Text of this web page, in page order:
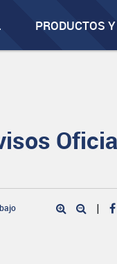
PRODUCTOS
|